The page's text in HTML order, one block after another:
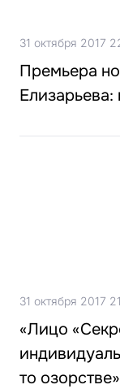
31 октября 2017
Премьера
31 октября 2017
«Лицо
то